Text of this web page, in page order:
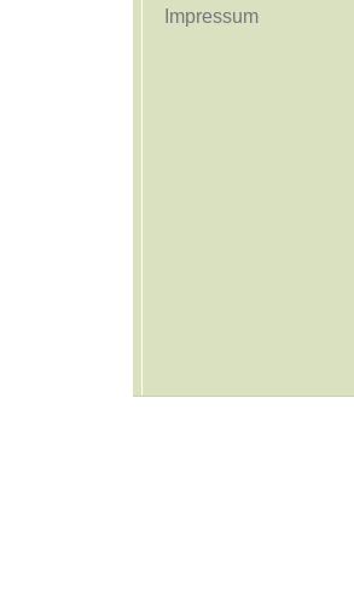
Impressum